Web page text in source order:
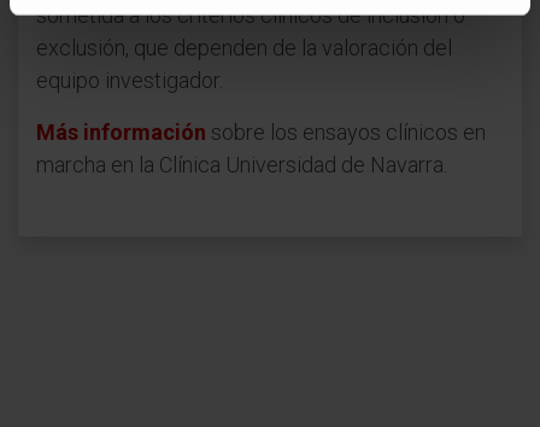
sometida a los criterios clínicos de inclusión o
exclusión, que dependen de la valoración del
equipo investigador.
Más información sobre los ensayos clínicos en
marcha en la Clínica Universidad de Navarra.